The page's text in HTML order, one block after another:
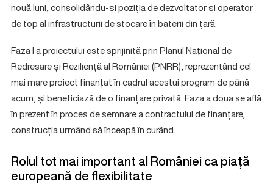
nouă luni, consolidându-și poziția de dezvoltator și operator
de top al infrastructurii de stocare în baterii din țară.
Faza I a proiectului este sprijinită prin Planul Național de
Redresare și Reziliență al României (PNRR), reprezentând cel
mai mare proiect finanțat în cadrul acestui program de până
acum, și beneficiază de o finanțare privată. Faza a doua se află
în prezent în proces de semnare a contractului de finanțare,
construcția urmând să înceapă în curând.
Rolul tot mai important al României ca piață
europeană de flexibilitate